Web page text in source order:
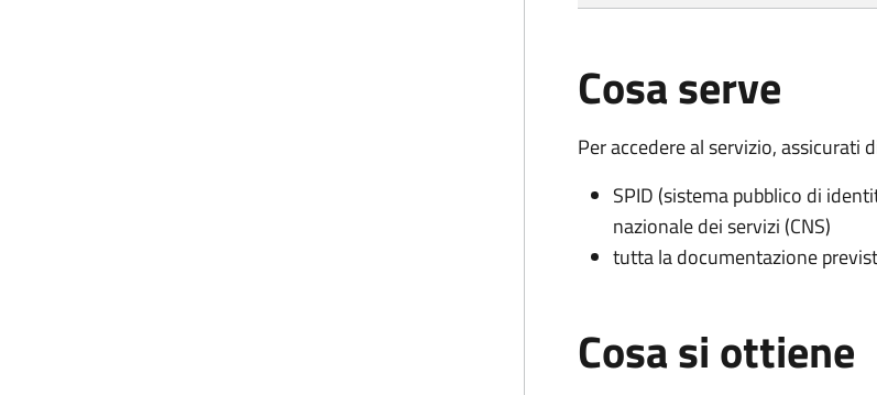
Cosa serve
Per accedere al servizio, assicurati
SPID (sistema pubblico di
nazionale dei servizi (CNS)
tutta la documentazione
Cosa si ottiene